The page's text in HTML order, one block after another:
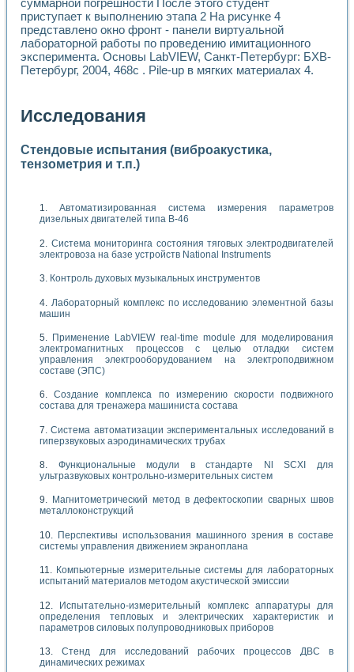
суммарной погрешности После этого студент
приступает к выполнению этапа 2 На рисунке 4
представлено окно фронт - панели виртуальной
лабораторной работы по проведению имитационного
эксперимента. Основы LabVIEW, Санкт-Петербург: БХВ-
Петербург, 2004, 468с . Pile-up в мягких материалах 4.
Исследования
Стендовые испытания (виброакустика,
тензометрия и т.п.)
Автоматизированная система измерения параметров
дизельных двигателей типа В-46
Система мониторинга состояния тяговых электродвигателей
электровоза на базе устройств National Instruments
Контроль духовых музыкальных инструментов
Лабораторный комплекс по исследованию элементной базы
машин
Применение LabVIEW real-time module для моделирования
электромагнитных процессов с целью отладки систем
управления электрооборудованием на электроподвижном
составе (ЭПС)
Создание комплекса по измерению скорости подвижного
состава для тренажера машиниста состава
Система автоматизации экспериментальных исследований в
гиперзвуковых аэродинамических трубах
Функциональные модули в стандарте Nl SCXI для
ультразвуковых контрольно-измерительных систем
Магнитометрический метод в дефектоскопии сварных швов
металлоконструкций
Перспективы использования машинного зрения в составе
системы управления движением экраноплана
Компьютерные измерительные системы для лабораторных
испытаний материалов методом акустической эмиссии
Испытательно-измерительный комплекс аппаратуры для
определения тепловых и электрических характеристик и
параметров силовых полупроводниковых приборов
Стенд для исследований рабочих процессов ДВС в
динамических режимах